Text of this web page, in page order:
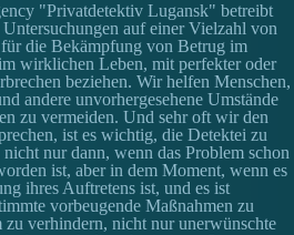
"Privatdetektiv Lugansk" betreibt
auf einer Vielzahl von
die Bekämpfung von Betrug im
wirklichen Leben, mit perfekter oder
beziehen. Wir helfen Menschen,
andere unvorhergesehene Umstände
zu vermeiden. Und sehr oft wir den
ist es wichtig, die Detektei zu
nur dann, wenn das Problem schon
ist, aber in dem Moment, wenn es
ihres Auftretens ist, und es ist
vorbeugende Maßnahmen zu
zu verhindern, nicht nur unerwünschte